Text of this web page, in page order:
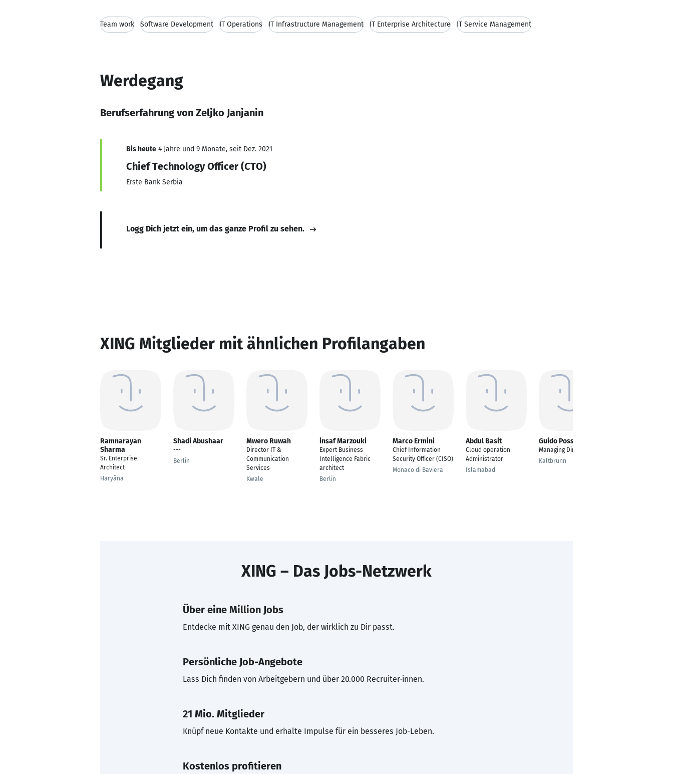
Team work Software Development IT Operations IT Infrastructure Management IT Enterprise Architecture IT Service Management
Werdegang
Berufserfahrung von Zeljko Janjanin
Bis heute 4 Jahre und 9 Monate, seit Dez. 2021
Chief Technology Officer (CTO)
Erste Bank Serbia
Logg Dich jetzt ein, um das ganze Profil zu sehen.
XING Mitglieder mit ähnlichen Profilangaben
Ramnarayan
Sharma
Sr. Enterprise
Architect
Haryāna
Shadi Abushaar
---
Berlin
Mwero Ruwah
Director IT &
Communication
Services
Kwale
insaf Marzouki
Expert Business
Intelligence Fabric
architect
Berlin
Marco Ermini
Chief Information
Security Officer (CISO)
Monaco di Baviera
Abdul Basit
Cloud operation
Administrator
Islamabad
Guido Possehl
Managing Director
Kaltbrunn
XING – Das Jobs-Netzwerk
Über eine Million Jobs
Entdecke mit XING genau den Job, der wirklich zu Dir passt.
Persönliche Job-Angebote
Lass Dich finden von Arbeitgebern und über 20.000 Recruiter·innen.
21 Mio. Mitglieder
Knüpf neue Kontakte und erhalte Impulse für ein besseres Job-Leben.
Kostenlos profitieren